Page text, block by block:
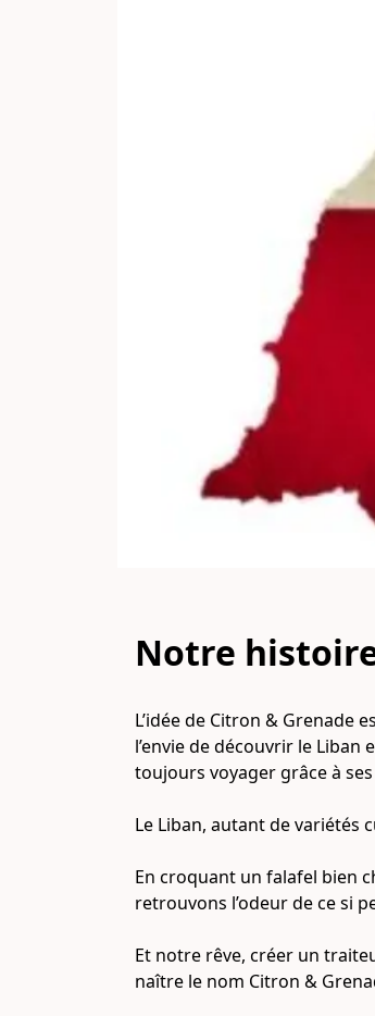
Notre
L’idée de Citron & Grenade
l’envie de découvrir le
toujours voyager grâce à
Le Liban, autant de variétés
En croquant un falafel bien
retrouvons l’odeur de ce si
Et notre rêve, créer un
naître le nom Citron &